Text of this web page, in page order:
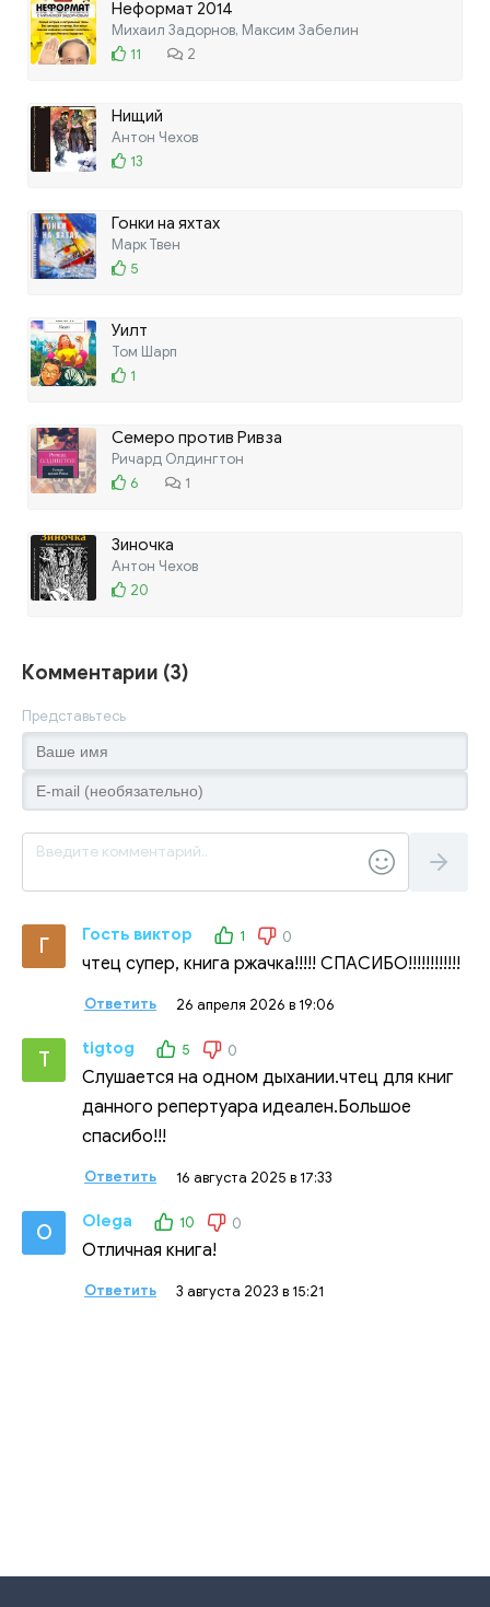
Неформат 2014
Михаил Задорнов, Максим Забелин
11
2
Нищий
Антон Чехов
13
Гонки на яхтах
Марк Твен
5
Уилт
Том Шарп
1
Семеро против Ривза
Ричард Олдингтон
6
1
Зиночка
Антон Чехов
20
Комментарии (3)
Представьтесь
Г Гость виктор 1 0
чтец супер, книга ржачка!!!!! СПАСИБО!!!!!!!!!!!!
Ответить 26 апреля 2026 в 19:06
T tigtog 5 0
Слушается на одном дыхании.чтец для книг
данного репертуара идеален.Большое
спасибо!!!
Ответить 16 августа 2025 в 17:33
O Olega 10 0
Отличная книга!
Ответить 3 августа 2023 в 15:21